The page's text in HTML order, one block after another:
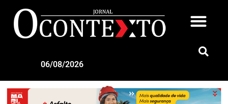
06/08/2026